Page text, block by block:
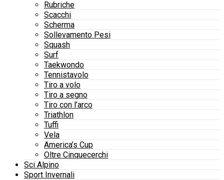
Rubriche
Scacchi
Scherma
Sollevamento Pesi
Squash
Surf
Taekwondo
Tennistavolo
Tiro a volo
Tiro a segno
Tiro con l’arco
Triathlon
Tuffi
Vela
America’s Cup
Oltre Cinquecerchi
Sci Alpino
Sport Invernali